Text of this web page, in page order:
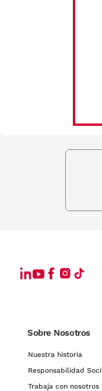
Sobre Nosotros
Nuestra historia
Responsabilidad
Trabaja con nosotros